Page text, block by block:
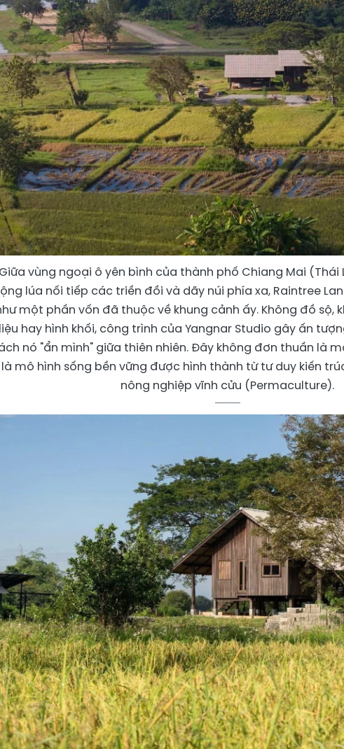
Giữa vùng ngoại ô yên bình của thành phố Chiang Mai (Thái
lúa nối tiếp các triền đồi và dãy núi phía xa, Raintree
một phần vốn đã thuộc về khung cảnh ấy. Không đồ sộ,
liệu hay hình khối, công trình của Yangnar Studio gây ấn
nó "ẩn mình" giữa thiên nhiên. Đây không đơn thuần là
là mô hình sống bền vững được hình thành từ tư duy kiến
nông nghiệp vĩnh cửu (Permaculture).